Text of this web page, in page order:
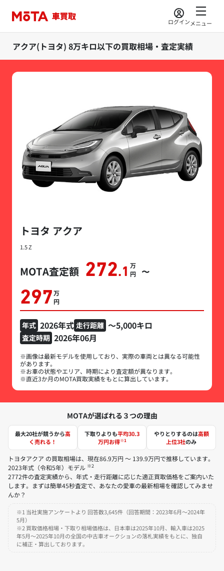
ログインメニュー
アクア(トヨタ) 8万キロ以下の買取相場・査定実績
トヨタ アクア
1.5 Z
MOTA査定額 272.1 万円 〜
297万円
年式 2026年式 走行距離 ～5,000キロ
査定時期 2026年06月
※画像は最新モデルを使用しており、実際の車両とは異なる可能性
があります。
※お車の状態やエリア、時期により査定額が異なります。
※直近3か月のMOTA買取実績をもとに算出しています。
MOTAが選ばれる３つの理由
最大20社が競うから高
く売れる！
下取りよりも平均30.3
万円お得※1
やりとりするのは高額
上位3社のみ
トヨタアクア の買取相場は、現在86.9万円 ～ 139.9万円で推移しています。
2023年式（令和5年）モデル ※2
2772件の査定実績から、年式・走行距離に応じた適正買取価格をご案内いた
します。まずは簡単45秒査定で、あなたの愛車の最新相場を確認してみませ
んか？
※1 当社実施アンケートより 回答数3,645件（回答期間：2023年6月～2024年
5月）
※2 買取価格相場・下取り相場価格は、日本車は2025年10月、輸入車は2025
年5月～2025年10月の全国の中古車オークションの落札実績をもとに、独自
に補正・算出しております。